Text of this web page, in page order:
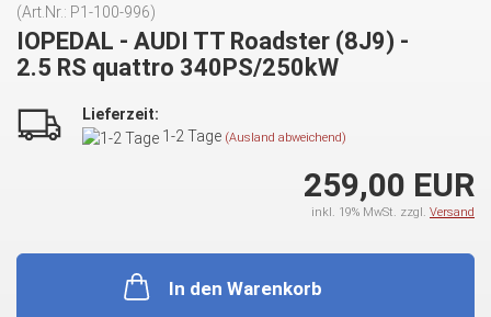
(Art.Nr.: P1-100-996)
IOPEDAL - AUDI TT Roadster (8J9) -
2.5 RS quattro 340PS/250kW
Lieferzeit:
1-2 Tage (Ausland abweichend)
259,00 EUR
inkl. 19% MwSt. zzgl. Versand
In den Warenkorb